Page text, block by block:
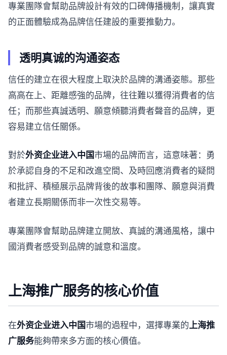
專業團隊會幫助品牌設計有效的口碑傳播機制，讓真實
的正面體驗成為品牌信任建設的重要推動力。
透明真诚的沟通姿态
信任的建立在很大程度上取決於品牌的溝通姿態。那些
高高在上、距離感強的品牌，往往難以獲得消費者的信
任；而那些真誠透明、願意傾聽消費者聲音的品牌，更
容易建立信任關係。
對於外资企业进入中国市場的品牌而言，這意味著：勇
於承認自身的不足和改進空間、及時回應消費者的疑問
和批評、積極展示品牌背後的故事和團隊、願意與消費
者建立長期關係而非一次性交易等。
專業團隊會幫助品牌建立開放、真誠的溝通風格，讓中
國消費者感受到品牌的誠意和溫度。
上海推广服务的核心价值
在外资企业进入中国市場的過程中，選擇專業的 上海推
广服务能夠帶來多方面的核心價值。